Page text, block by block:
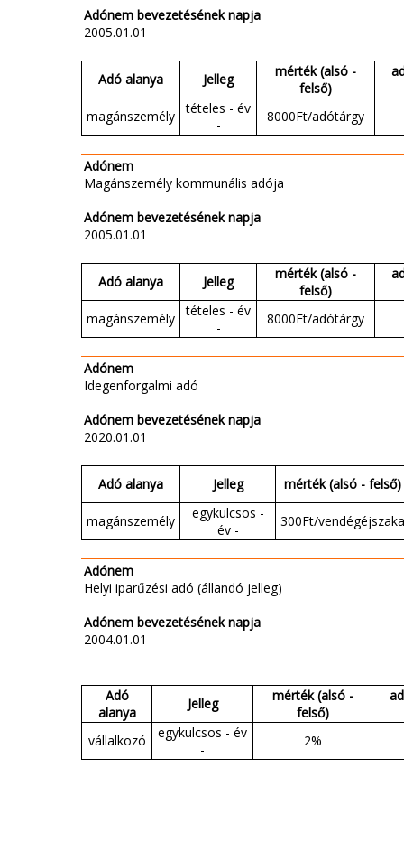
Adónem bevezetésének napja
2005.01.01
Adó alanya Jelleg
mérték (alsó -
felső)
magánszemély
tételes - év
-
8000Ft/adótárgy
Adónem
Magánszemély kommunális adója
Adónem bevezetésének napja
2005.01.01
Adó alanya Jelleg
mérték (alsó -
felső)
magánszemély
tételes - év
-
8000Ft/adótárgy
Adónem
Idegenforgalmi adó
Adónem bevezetésének napja
2020.01.01
Adó alanya Jelleg mérték (alsó - felső)
magánszemély
egykulcsos -
év -
300Ft/vendégéjszaka
Adónem
Helyi iparűzési adó (állandó jelleg)
Adónem bevezetésének napja
2004.01.01
Adó
alanya
Jelleg
mérték (alsó -
felső)
vállalkozó
egykulcsos - év
-
2%